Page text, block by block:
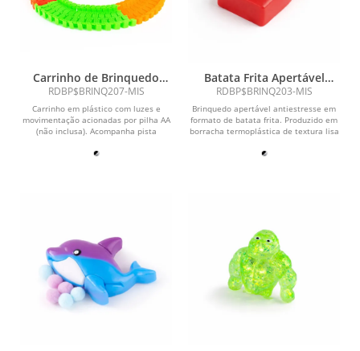
Carrinho de Brinquedo
com Pista
RDBP$BRINQ207-MIS
Carrinho em plástico com luzes e
movimentação acionadas por pilha AA
(não inclusa). Acompanha pista
Batata Frita Apertável
Antiestresse
RDBP$BRINQ203-MIS
Brinquedo apertável antiestresse em
formato de batata frita. Produzido em
borracha termoplástica de textura lisa